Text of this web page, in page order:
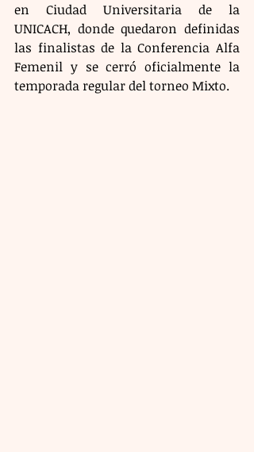
en Ciudad Universitaria de la
UNICACH, donde quedaron definidas
las finalistas de la Conferencia Alfa
Femenil y se cerró oficialmente la
temporada regular del torneo Mixto.